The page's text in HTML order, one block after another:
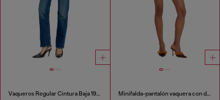
Vaqueros Regular Cintura Baja 1989 D-Mine Minifalda-pantalón vaquera con doble cintura